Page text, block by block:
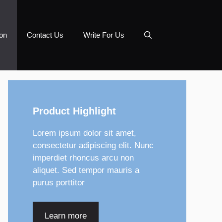
Contact Us Write For Us
Product Highlight
Lorem ipsum dolor sit amet,
consectetur adipiscing elit. Nunc
imperdiet rhoncus arcu non
aliquet. Sed tempor mauris a
purus porttitor
Learn more